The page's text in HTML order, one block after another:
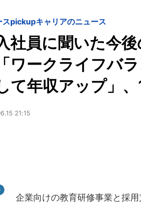
スpickupキャリアのニュース
社員に聞いた今
ワークライフバ
て年収アップ」
21:15
企業向けの教育研修事業と採